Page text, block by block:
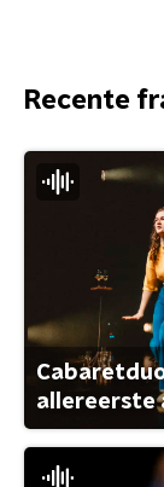
Recente
allereerste